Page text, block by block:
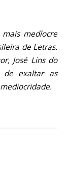
medíocre
de Letras.
José Lins do
de exaltar as